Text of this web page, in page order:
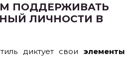
ПОДДЕРЖИВАТЬ
ЛИЧНОСТИ В
диктует свои элементы